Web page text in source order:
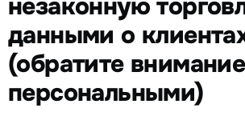
незаконную
данными о
(обратите
персональными)